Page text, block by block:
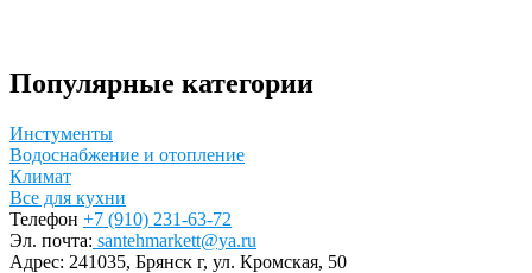
Популярные категории
Инстументы
Водоснабжение и отопление
Климат
Все для кухни
Телефон +7 (910) 231-63-72
Эл. почта: santehmarkett@ya.ru
Адрес: 241035, Брянск г, ул. Кромская, 50